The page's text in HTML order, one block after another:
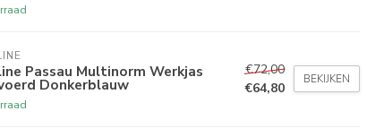
Passau Multinorm Werkjas
Donkerblauw
€72,00
€64,80
BEKIJKEN